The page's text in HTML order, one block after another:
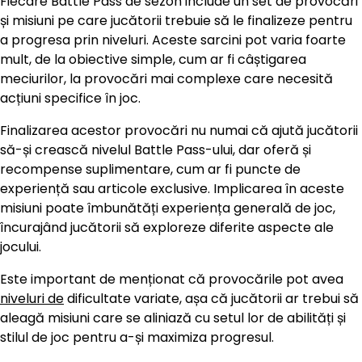
și misiuni pe care jucătorii trebuie să le finalizeze pentru
a progresa prin niveluri. Aceste sarcini pot varia foarte
mult, de la obiective simple, cum ar fi câștigarea
meciurilor, la provocări mai complexe care necesită
acțiuni specifice în joc.
Finalizarea acestor provocări nu numai că ajută jucătorii
să-și crească nivelul Battle Pass-ului, dar oferă și
recompense suplimentare, cum ar fi puncte de
experiență sau articole exclusive. Implicarea în aceste
misiuni poate îmbunătăți experiența generală de joc,
încurajând jucătorii să exploreze diferite aspecte ale
jocului.
Este important de menționat că provocările pot avea
niveluri dedificultate variate, așa că jucătorii ar trebui să
aleagă misiuni care se aliniază cu setul lor de abilități și
stilul de joc pentru a-și maximiza progresul.